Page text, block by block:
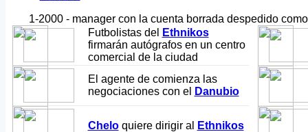
1-2000 - manager con la cuenta borrada despedido
Futbolistas del
Ethnikos
firmarán autógrafos en un centro
comercial de la ciudad
El agente de comienza las
negociaciones con el
Danubio
Cheloquiere dirigir al Ethnikos